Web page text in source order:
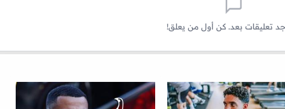
تعليقات بعد. كن أول من يعلق!